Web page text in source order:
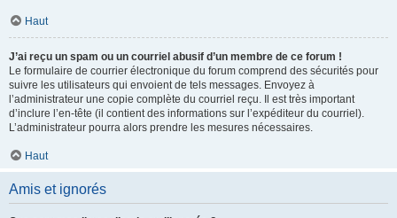
Haut
J’ai reçu un spam ou un courriel abusif d’un membre de ce forum !
Le formulaire de courrier électronique du forum comprend des sécurités pour
suivre les utilisateurs qui envoient de tels messages. Envoyez à
l’administrateur une copie complète du courriel reçu. Il est très important
d’inclure l’en-tête (il contient des informations sur l’expéditeur du courriel).
L’administrateur pourra alors prendre les mesures nécessaires.
Haut
Amis et ignorés